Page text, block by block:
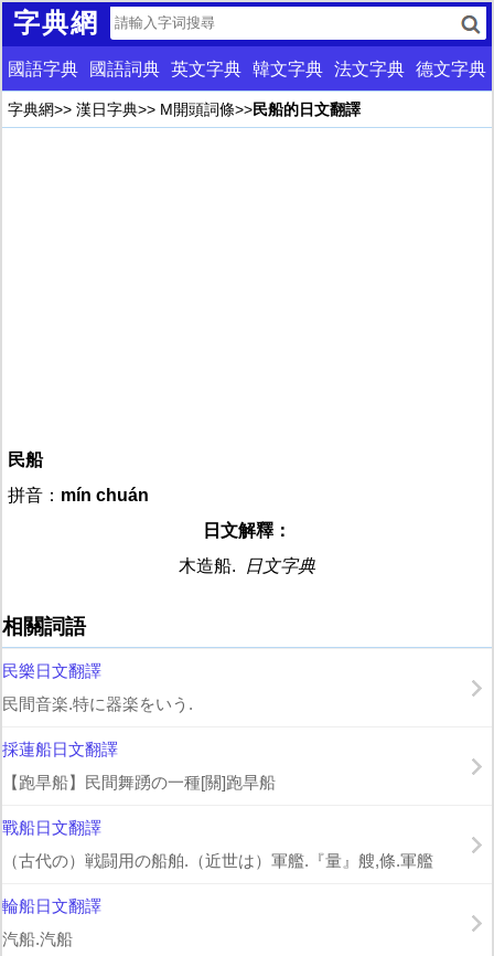
字典網
國語字典 國語詞典 英文字典 韓文字典 法文字典 德文字典
字典網>> 漢日字典>> M開頭詞條>>民船的日文翻譯
民船
拼音： mín chuán
日文解釋：
木造船.
日文字典
相關詞語
民樂日文翻譯
民間音楽.特に器楽をいう.
採蓮船日文翻譯
【跑旱船】民間舞踴の一種[關]跑旱船
戰船日文翻譯
（古代の）戦闘用の船舶.（近世は）軍艦.『量』艘,條.軍艦
輪船日文翻譯
汽船.汽船